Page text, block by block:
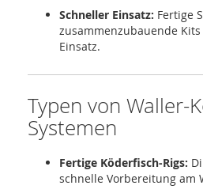
Schneller Einsatz: Fertige
zusammenzubauende
Einsatz.
Typen von Waller-
Systemen
Fertige Köderfisch-Rigs:
schnelle Vorbereitung am